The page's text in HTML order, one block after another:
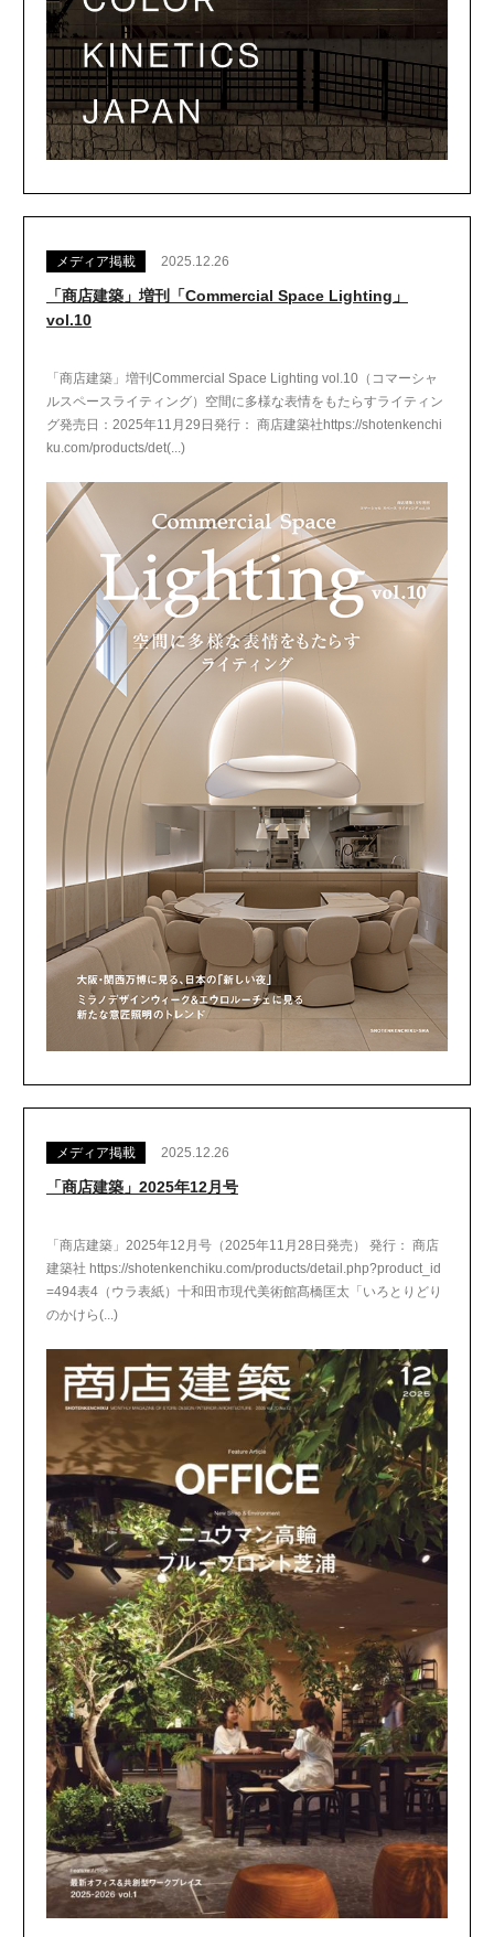
メディア掲載 2025.12.26
「商店建築」増刊「Commercial Space Lighting」
vol.10
「商店建築」増刊Commercial Space Lighting vol.10（コマーシャ
ルスペースライティング）空間に多様な表情をもたらすライティン
グ発売日：2025年11月29日発行： 商店建築社https://shotenkenchi
ku.com/products/det(...)
メディア掲載 2025.12.26
「商店建築」2025年12月号
「商店建築」2025年12月号（2025年11月28日発売） 発行： 商店
建築社 https://shotenkenchiku.com/products/detail.php?product_id
=494表4（ウラ表紙）十和田市現代美術館髙橋匡太「いろとりどり
のかけら(...)